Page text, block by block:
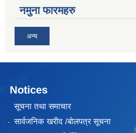
नमुना फारमहरु
अन्य
Notices
सूचना तथा समाचार
सार्वजनिक खरीद /बोलपत्र सूचना